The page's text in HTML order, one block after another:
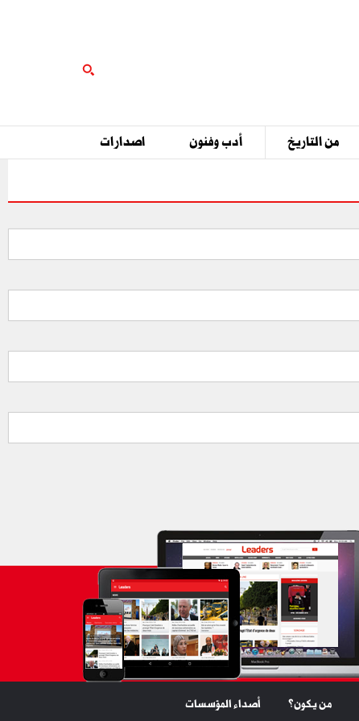
من التاريخ أدب وفنون اصدارات
من يكون؟ أصداء المؤسسات